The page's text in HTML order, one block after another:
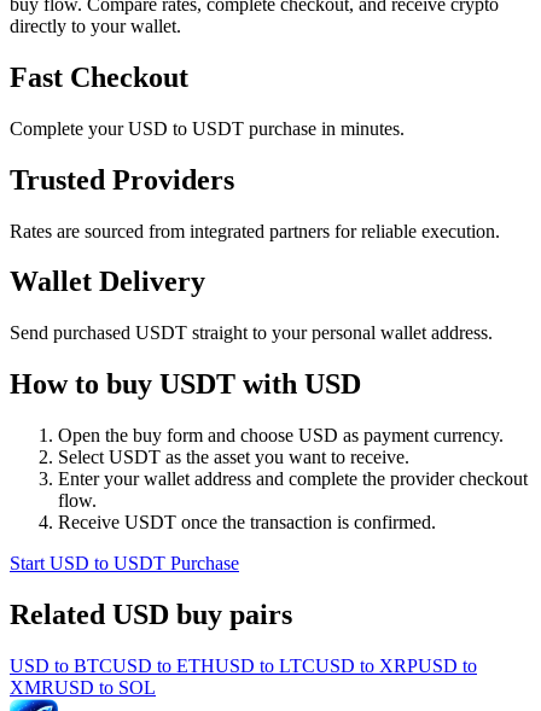
directly to your wallet.
Fast Checkout
Complete your USD to USDT purchase in minutes.
Trusted Providers
Rates are sourced from integrated partners for reliable execution.
Wallet Delivery
Send purchased USDT straight to your personal wallet address.
How to buy USDT with USD
Open the buy form and choose USD as payment currency.
Select USDT as the asset you want to receive.
Enter your wallet address and complete the provider checkout
flow.
Receive USDT once the transaction is confirmed.
Start USD to USDT Purchase
Related USD buy pairs
USD to BTCUSD to ETHUSD to LTCUSD to XRPUSD to
XMRUSD to SOL